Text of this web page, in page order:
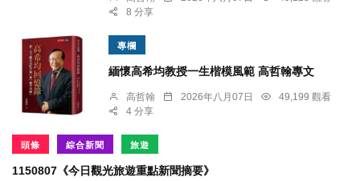
8 分享
專欄
緬懷高希均教授一生楷模風範 高哲翰專文
高哲翰 2026年八月07日
49,199 觀看
4 分享
頭條 綜合新聞 旅遊
1150807《今日觀光旅遊重點新聞摘要》